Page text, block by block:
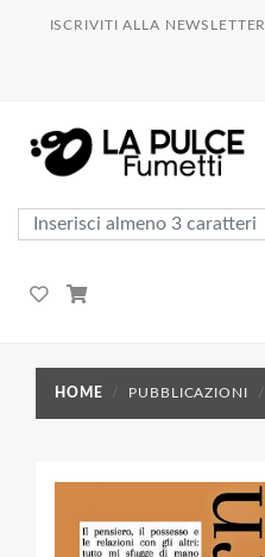
ISCRIVITI ALLA NEWSLETTER
HOME PUBBLICAZIONI